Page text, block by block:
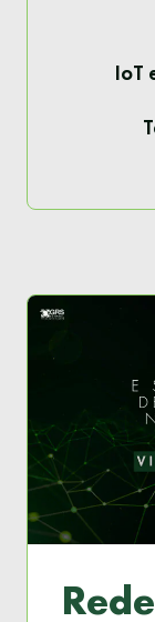
IoT